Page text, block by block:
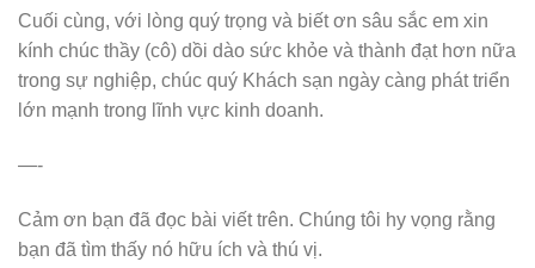
Cuối cùng, với lòng quý trọng và biết ơn sâu sắc em xin
kính chúc thầy (cô) dồi dào sức khỏe và thành đạt hơn nữa
trong sự nghiệp, chúc quý Khách sạn ngày càng phát triển
lớn mạnh trong lĩnh vực kinh doanh.
—-
Cảm ơn bạn đã đọc bài viết trên. Chúng tôi hy vọng rằng
bạn đã tìm thấy nó hữu ích và thú vị.